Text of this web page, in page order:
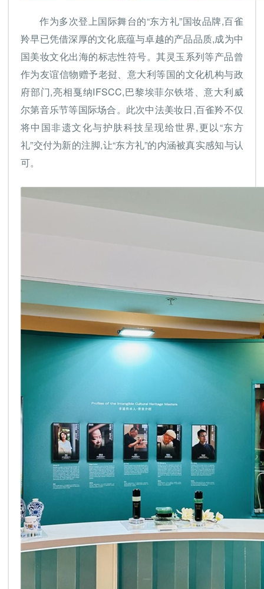
作为多次登上国际舞台的“东方礼”国妆品牌,百雀
羚早已凭借深厚的文化底蕴与卓越的产品品质,成为中
国美妆文化出海的标志性符号。其灵玉系列等产品曾
作为友谊信物赠予老挝、意大利等国的文化机构与政
府部门,亮相戛纳IFSCC,巴黎埃菲尔铁塔、意大利威
尔第音乐节等国际场合。此次中法美妆日,百雀羚不仅
将中国非遗文化与护肤科技呈现给世界,更以“东方
礼”交付为新的注脚,让“东方礼”的内涵被真实感知与认
可。